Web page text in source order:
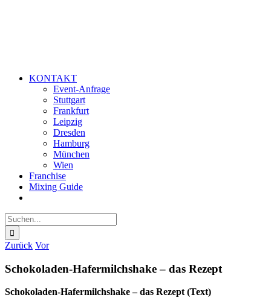
KONTAKT
Event-Anfrage
Stuttgart
Frankfurt
Leipzig
Dresden
Hamburg
München
Wien
Franchise
Mixing Guide
Suche
nach:
Zurück Vor
Schokoladen-Hafermilchshake – das Rezept
Schokoladen-Hafermilchshake – das Rezept (Text)